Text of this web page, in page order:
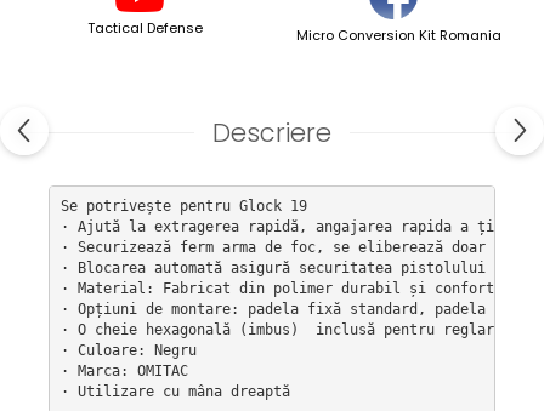
Tactical Defense Micro Conversion Kit Romania
Descriere
Se potrivește pentru Glock 19
· Ajută la extragerea rapidă, angajarea rapida a țintei
· Securizează ferm arma de foc, se eliberează doar
· Blocarea automată asigură securitatea pistolului
· Material: Fabricat din polimer durabil și confortabil
· Opțiuni de montare: padela fixă ​​standard, padela cu
· O cheie hexagonală (imbus)  inclusă pentru reglarea
· Culoare: Negru
· Marca: OMITAC
· Utilizare cu mâna dreaptă